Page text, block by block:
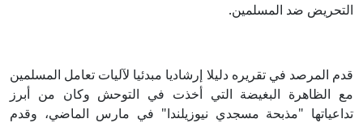
التحريض ضد المسلمين.
قدم المرصد في تقريره دليلا إرشاديا مبدئيا لآليات تعامل المسلمين
مع الظاهرة البغيضة التي أخذت في التوحش وكان من أبرز
تداعياتها "مذبحة مسجدي نيوزيلندا" في مارس الماضي، وقدم